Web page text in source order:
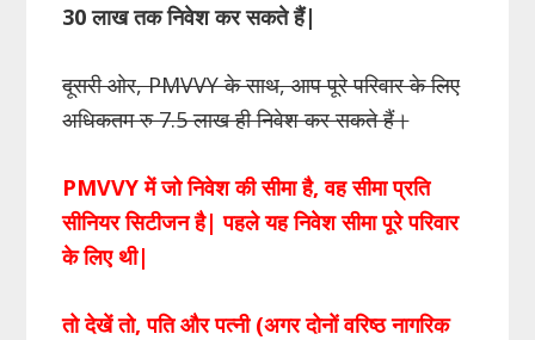
30 लाख तक निवेश कर सकते हैं|
दूसरी ओर, PMVVY के साथ, आप पूरे परिवार के लिए
अधिकतम रु 7.5 लाख ही निवेश कर सकते हैं।
PMVVY में जो निवेश की सीमा है, वह सीमा प्रति
सीनियर सिटीजन है| पहले यह निवेश सीमा पूरे परिवार
के लिए थी|
तो देखें तो, पति और पत्नी (अगर दोनों वरिष्ठ नागरिक